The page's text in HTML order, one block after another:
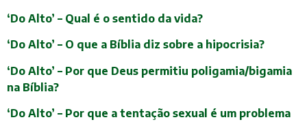
‘Do Alto’ – Qual é o sentido da vida?
‘Do Alto’ – O que a Bíblia diz sobre a hipocrisia?
‘Do Alto’ – Por que Deus permitiu poligamia/bigamia
na Bíblia?
‘Do Alto’ – Por que a tentação sexual é um problema